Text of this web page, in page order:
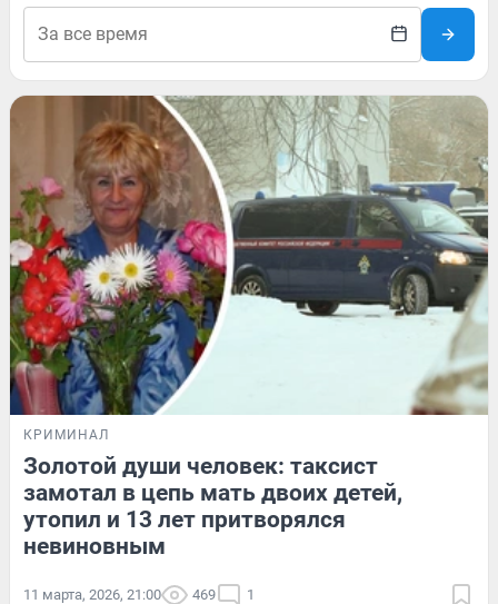
КРИМИНАЛ
Золотой души человек: таксист
замотал в цепь мать двоих детей,
утопил и 13 лет притворялся
невиновным
11 марта, 2026, 21:00 469 1